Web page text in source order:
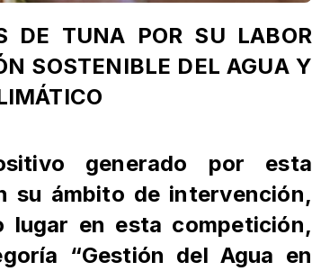
DE TUNA POR SU LABOR
SOSTENIBLE DEL AGUA Y
generado por esta
su ámbito de intervención,
lugar en esta competición,
“Gestión del Agua en